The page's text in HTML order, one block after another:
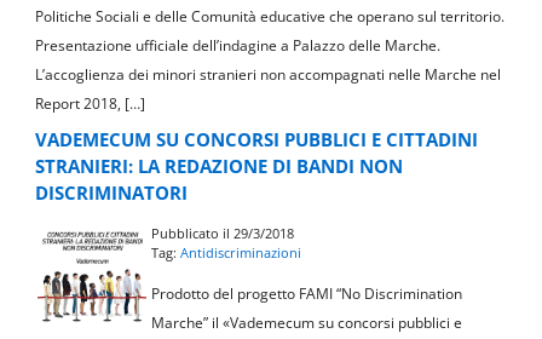
Politiche Sociali e delle Comunità educative che operano sul territorio.
Presentazione ufficiale dell’indagine a Palazzo delle Marche.
L’accoglienza dei minori stranieri non accompagnati nelle Marche nel
Report 2018, […]
VADEMECUM SU CONCORSI PUBBLICI E CITTADINI
STRANIERI: LA REDAZIONE DI BANDI NON
DISCRIMINATORI
Pubblicato il 29/3/2018
Tag:Antidiscriminazioni
Prodotto del progetto FAMI “No Discrimination
Marche” il «Vademecum su concorsi pubblici e